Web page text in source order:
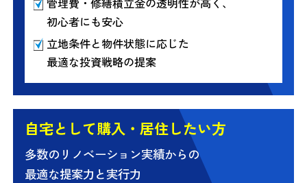
初心者にも安心
立地条件と物件状態に応じた
最適な投資戦略の提案
自宅として購入・居住したい方
多数のリノベーション実績からの
最適な提案力と実行力